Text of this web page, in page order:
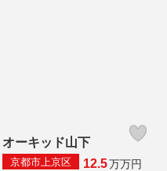
オーキッド山下
京都市上京区 12.5万万円